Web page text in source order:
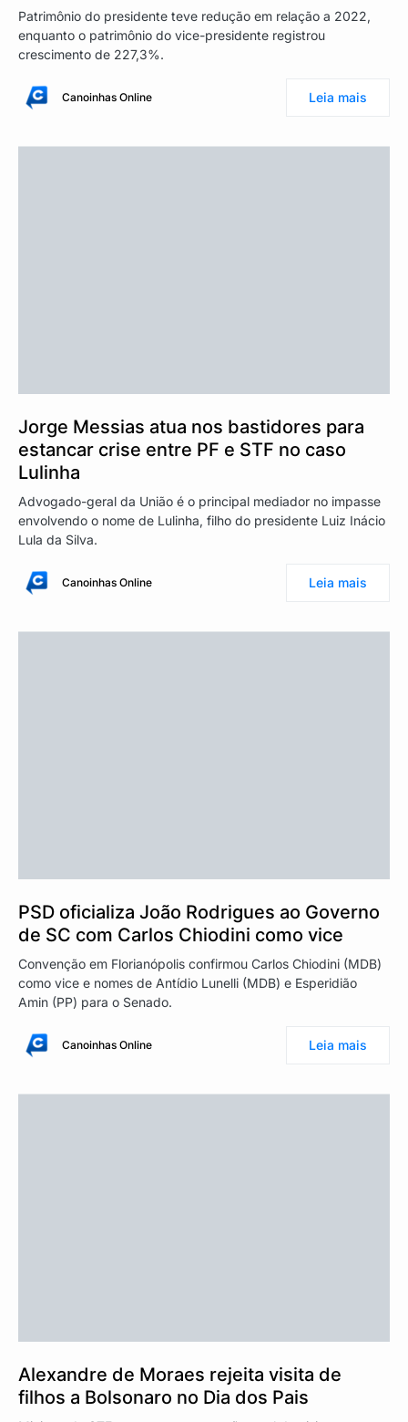
Patrimônio do presidente teve redução em relação a 2022,
enquanto o patrimônio do vice-presidente registrou
crescimento de 227,3%.
Canoinhas Online Leia mais
Jorge Messias atua nos bastidores para
estancar crise entre PF e STF no caso
Lulinha
Advogado-geral da União é o principal mediador no impasse
envolvendo o nome de Lulinha, filho do presidente Luiz Inácio
Lula da Silva.
Canoinhas Online Leia mais
PSD oficializa João Rodrigues ao Governo
de SC com Carlos Chiodini como vice
Convenção em Florianópolis confirmou Carlos Chiodini (MDB)
como vice e nomes de Antídio Lunelli (MDB) e Esperidião
Amin (PP) para o Senado.
Canoinhas Online Leia mais
Alexandre de Moraes rejeita visita de
filhos a Bolsonaro no Dia dos Pais